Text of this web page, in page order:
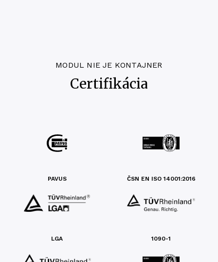
MODUL NIE JE KONTAJNER
Certifikácia
PAVUS ČSN EN ISO 14001:2016
LGA 1090-1